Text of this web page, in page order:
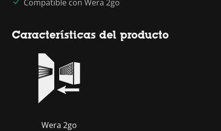
Compatible con Wera 2go
Características del producto
Wera 2go